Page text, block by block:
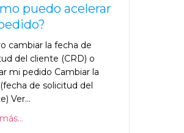
puedo acelerar
cambiar la fecha de
del cliente (CRD) o
mi pedido Cambiar la
de solicitud del
Ver...